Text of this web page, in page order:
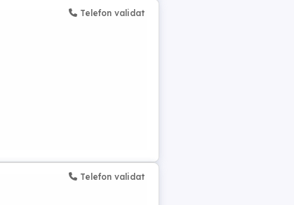
Telefon validat
Telefon validat